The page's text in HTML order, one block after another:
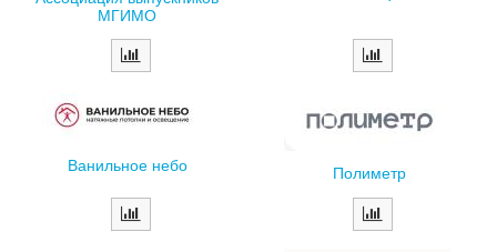
МГИМО
Ванильное небо Полиметр